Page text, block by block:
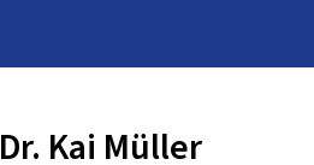
Dr. Kai Müller